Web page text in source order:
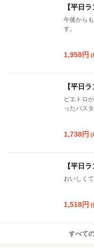
【平日
午後から
す。
1,958円 (
【平日
ピエトロ
ったパスタ
1,738円 (
【平日
おいしく
1,518円 (
すべて